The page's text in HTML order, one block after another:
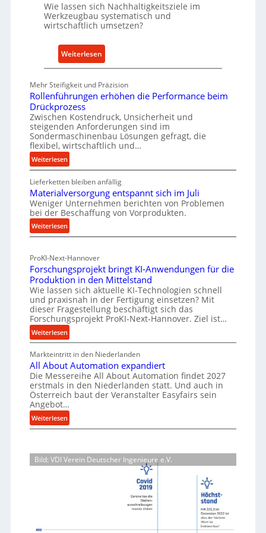
t
A
a
f
v
n
I
n
s
t
r
e
r
s
a
t
z
i
l
e
n
Wie lassen sich Nachhaltigkeitsziele im
Werkzeugbau systematisch und
wirtschaftlich umsetzen?
Weiterlesen
M
t
o
d
e
ü
r
n
a
h
a
l
t
i
g
W
e
r
k
z
g
a
u
e
Mehr Steifigkeit und Präzision
Rollenführungen erhöhen die Performance beim
Drückprozess
Zwischen Kostendruck, Unsicherheit und
steigenden Anforderungen sind im
Sondermaschinenbau Lösungen gefragt, die
flexibel, wirtschaftlich und…
Weiterlesen:
R
o
l
l
e
n
f
h
r
u
n
g
e
n
e
ö
h
e
n
d
i
P
e
Lieferketten bleiben anfällig
Materialversorgung entspannt sich im Juli
Weniger Unternehmen berichten von Problemen
bei der Beschaffung von Vorprodukten.
Weiterlesen:
M
t
e
r
i
a
l
v
e
o
r
g
u
n
g
n
t
t
ProKI-Next-Hannover
Forschungsprojekt bringt KI-Anwendungen für die
Produktion in den Mittelstand
Wie lassen sich aktuelle KI-Technologien schnell
und praxisnah in der Fertigung einsetzen? Mit
dieser Fragestellung beschäftigt sich das
Forschungsprojekt ProKI-Next-Hannover. Ziel ist…
Weiterlesen:
F
o
r
s
c
h
u
n
p
r
Markteintritt in den Niederlanden
All About Automation expandiert
Die Messereihe All About Automation findet 2027
erstmals in den Niederlanden statt. Und auch in
Österreich baut der Veranstalter Easyfairs sein
Angebot…
Weiterlesen:
A
A
u
Bild: VDI Verein Deutscher Ingenieure e.V.